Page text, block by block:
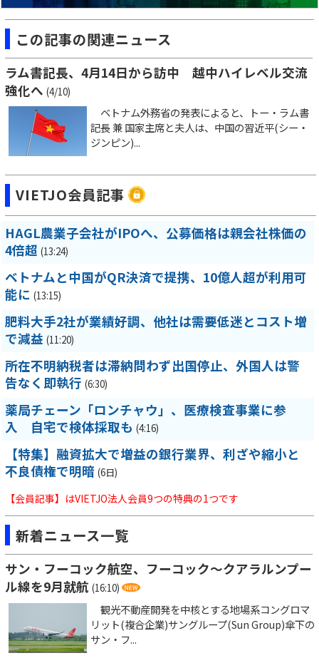
この記事の関連ニュース
ラム書記長、4月14日から訪中 越中ハイレベル交流
強化へ (4/10)
ベトナム外務省の発表によると、トー・ラム書
記長 兼 国家主席と夫人は、中国の習近平(シー・
ジンピン)...
VIETJO会員記事
HAGL農業子会社がIPOへ、公募価格は親会社株価の
4倍超 (13:24)
ベトナムと中国がQR決済で提携、10億人超が利用可
能に (13:15)
肥料大手2社が業績好調、他社は需要低迷とコスト増
で減益 (11:20)
所在不明納税者は滞納問わず出国停止、外国人は警
告なく即執行 (6:30)
薬局チェーン「ロンチャウ」、医療検査事業に参
入 自宅で検体採取も (4:16)
【特集】融資拡大で増益の銀行業界、利ざや縮小と
不良債権で明暗 (6日)
【会員記事】はVIETJO法人会員9つの特典の1つです
新着ニュース一覧
サン・フーコック航空、フーコック～クアラルンプー
ル線を9月就航 (16:10)
観光不動産開発を中核とする地場系コングロマ
リット(複合企業)サングループ(Sun Group)傘下の
サン・フ...